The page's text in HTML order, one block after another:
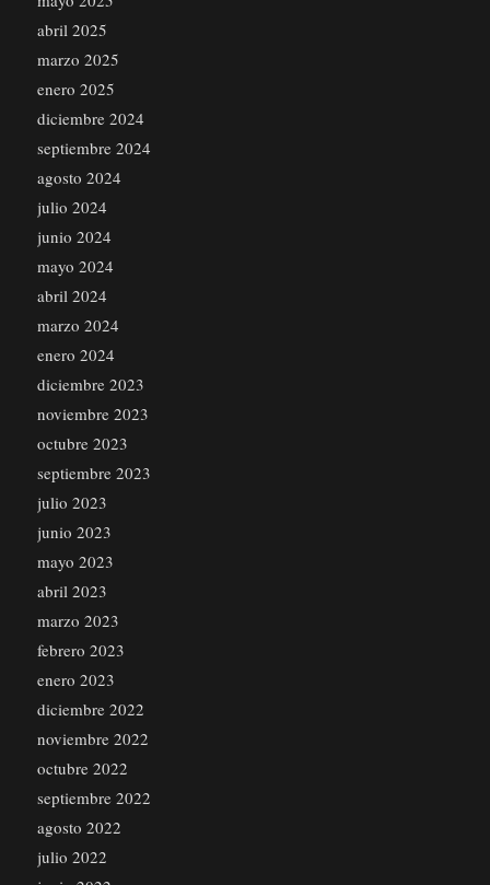
abril 2025
marzo 2025
enero 2025
diciembre 2024
septiembre 2024
agosto 2024
julio 2024
junio 2024
mayo 2024
abril 2024
marzo 2024
enero 2024
diciembre 2023
noviembre 2023
octubre 2023
septiembre 2023
julio 2023
junio 2023
mayo 2023
abril 2023
marzo 2023
febrero 2023
enero 2023
diciembre 2022
noviembre 2022
octubre 2022
septiembre 2022
agosto 2022
julio 2022